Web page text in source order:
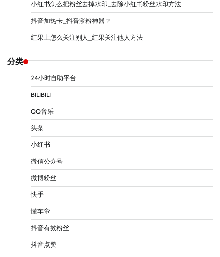
小红书怎么把粉丝去掉水印_去除小红书粉丝水印方法
抖音加热卡_抖音涨粉神器？
红果上怎么关注别人_红果关注他人方法
分类
24小时自助平台
BILIBILI
QQ音乐
头条
小红书
微信公众号
微博粉丝
快手
懂车帝
抖音有效粉丝
抖音点赞